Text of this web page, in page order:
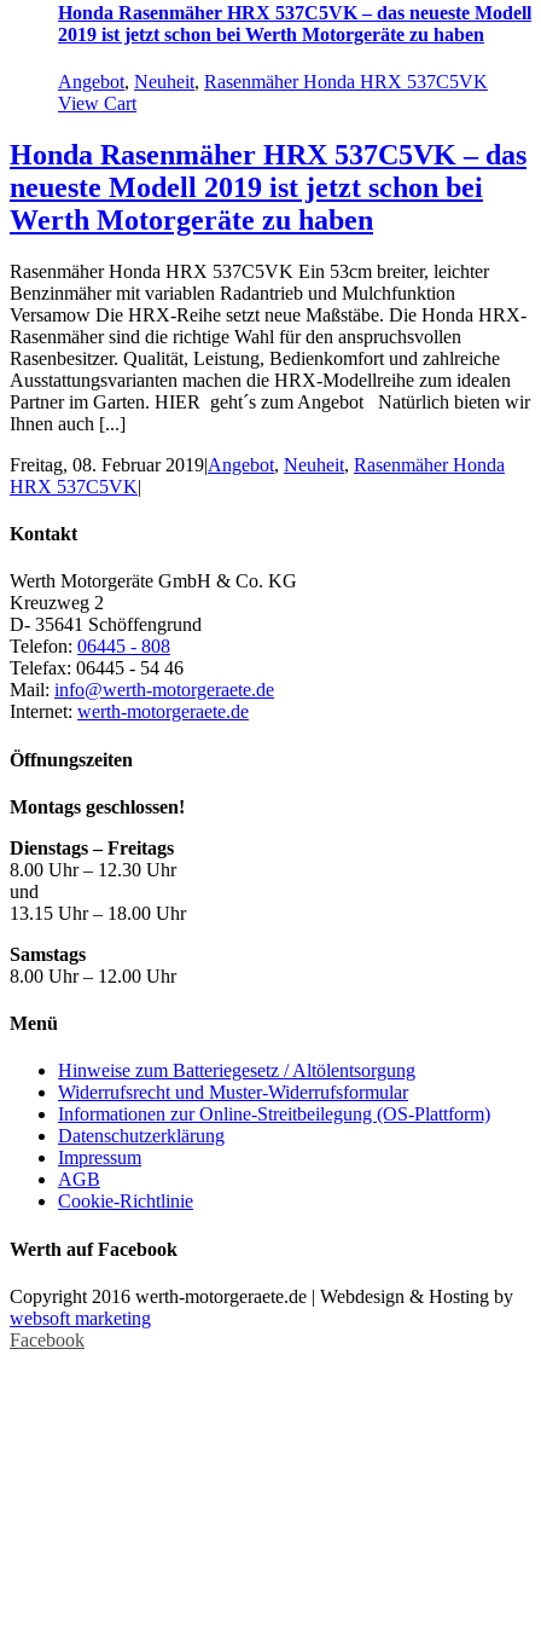
Honda Rasenmäher HRX 537C5VK – das neueste Modell
2019 ist jetzt schon bei Werth Motorgeräte zu haben
Angebot, Neuheit, Rasenmäher Honda HRX 537C5VK
View Cart
Honda Rasenmäher HRX 537C5VK – das
neueste Modell 2019 ist jetzt schon bei
Werth Motorgeräte zu haben
Rasenmäher Honda HRX 537C5VK Ein 53cm breiter, leichter
Benzinmäher mit variablen Radantrieb und Mulchfunktion
Versamow Die HRX-Reihe setzt neue Maßstäbe. Die Honda HRX-
Rasenmäher sind die richtige Wahl für den anspruchsvollen
Rasenbesitzer. Qualität, Leistung, Bedienkomfort und zahlreiche
Ausstattungsvarianten machen die HRX-Modellreihe zum idealen
Partner im Garten. HIER geht´s zum Angebot Natürlich bieten wir
Ihnen auch [...]
Freitag, 08. Februar 2019|Angebot, Neuheit, Rasenmäher Honda
HRX 537C5VK|
Kontakt
Werth Motorgeräte GmbH & Co. KG
Kreuzweg 2
D- 35641 Schöffengrund
Telefon: 06445 - 808
Telefax: 06445 - 54 46
Mail: info@werth-motorgeraete.de
Internet: werth-motorgeraete.de
Öffnungszeiten
Montags geschlossen!
Dienstags – Freitags
8.00 Uhr – 12.30 Uhr
und
13.15 Uhr – 18.00 Uhr
Samstags
8.00 Uhr – 12.00 Uhr
Menü
Hinweise zum Batteriegesetz / Altölentsorgung
Widerrufsrecht und Muster-Widerrufsformular
Informationen zur Online-Streitbeilegung (OS-Plattform)
Datenschutzerklärung
Impressum
AGB
Cookie-Richtlinie
Werth auf Facebook
Copyright 2016 werth-motorgeraete.de | Webdesign & Hosting by
websoft marketing
Facebook